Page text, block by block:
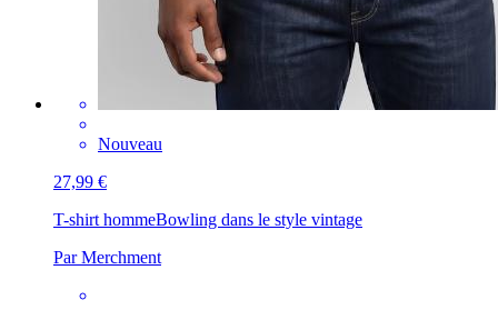
Nouveau
27,99 €
T-shirt hommeBowling dans le style vintage
Par Merchment